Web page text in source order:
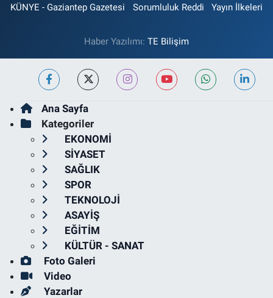
KÜNYE - Gaziantep Gazetesi
Sorumluluk Reddi Yayın İlkeleri
Haber Yazılımı: TE Bilişim
Ana Sayfa
Kategoriler
EKONOMİ
SİYASET
SAĞLIK
SPOR
TEKNOLOJİ
ASAYİŞ
EĞİTİM
KÜLTÜR - SANAT
Foto Galeri
Video
Yazarlar